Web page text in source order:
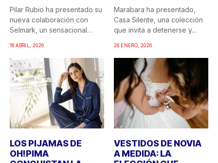
Pilar Rubio ha presentado su
nueva colaboración con
Selmark, un sensacional
18 ABRIL, 2026
Marabara ha presentado,
Casa Silente, una colección
que invita a detenerse y...
26 ENERO, 2026
LOS PIJAMAS DE
OH!PIMA
VESTIDOS DE NOVIA
A MEDIDA: LA